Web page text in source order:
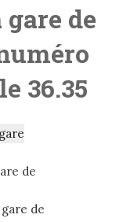
de
36.35
de
de